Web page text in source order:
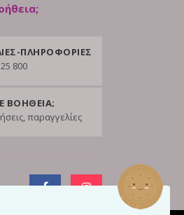
ΠΛΗΡΟΦΟΡΙΕΣ
800
ΒΟΗΘΕΙΑ;
παραγγελίες